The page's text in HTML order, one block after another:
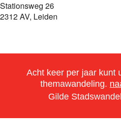
Stationsweg 26
2312 AV, Leiden
Acht keer per jaar kunt
themawandeling.
Gilde